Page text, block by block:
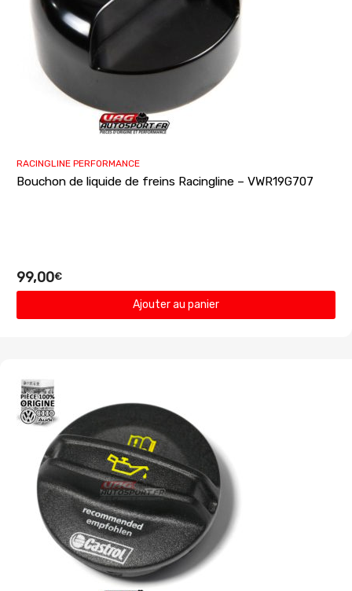
RACINGLINE PERFORMANCE
Bouchon de liquide de freins Racingline – VWR19G707
99,00€
Ajouter au panier